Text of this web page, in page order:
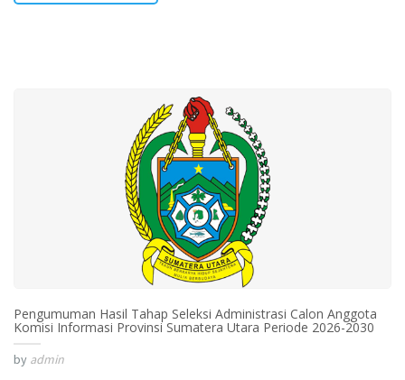
Pengumuman Hasil Tahap Seleksi Administrasi Calon Anggota
Komisi Informasi Provinsi Sumatera Utara Periode 2026-2030
by admin